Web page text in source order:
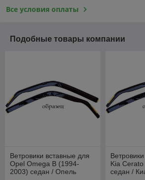
Все условия оплаты
Подобные товары компании
Ветровики вставные для
Opel Omega B (1994-
2003) седан / Опель
Kia
седан /